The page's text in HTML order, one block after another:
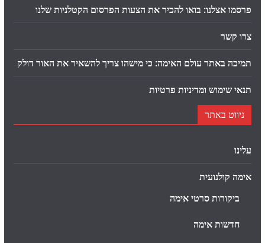
פרסמו אצלנו: בואו להכיר את הצעות הפרסום הקטלניות שלנו
צרו קשר
תמיכה באתר עולם האימה: כי מישהו צריך להשאיר את האור דולק
תנאי שימוש ומדיניות פרטיות
ניווט באתר
עלינו
אימה קולנועית
ביקורות סרטי אימה
חדשות אימה